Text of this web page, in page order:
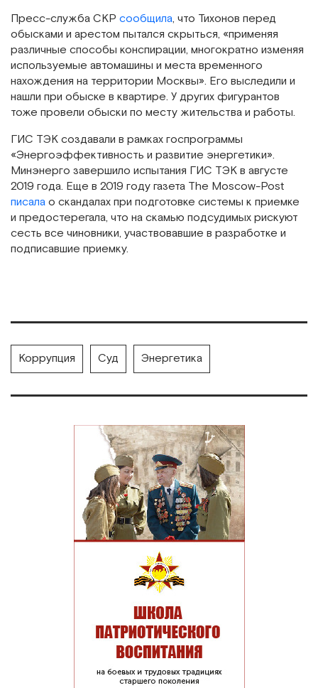
Пресс-служба СКР сообщила, что Тихонов перед
обысками и арестом пытался скрыться, «применяя
различные способы конспирации, многократно изменяя
используемые автомашины и места временного
нахождения на территории Москвы». Его выследили и
нашли при обыске в квартире. У других фигурантов
тоже провели обыски по месту жительства и работы.
ГИС ТЭК создавали в рамках госпрограммы
«Энергоэффективность и развитие энергетики».
Минэнерго завершило испытания ГИС ТЭК в августе
2019 года. Еще в 2019 году газета The Moscow-Post
писалао скандалах при подготовке системы к приемке
и предостерегала, что на скамью подсудимых рискуют
сесть все чиновники, участвовавшие в разработке и
подписавшие приемку.
Коррупция Суд Энергетика